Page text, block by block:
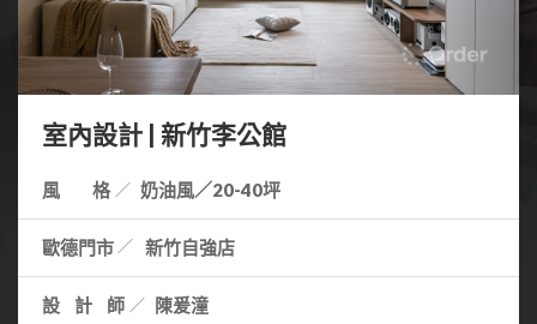
室內設計 | 新竹李公館
風 格 奶油風／20-40坪
歐德門市 新竹自強店
設計師 陳爰潼